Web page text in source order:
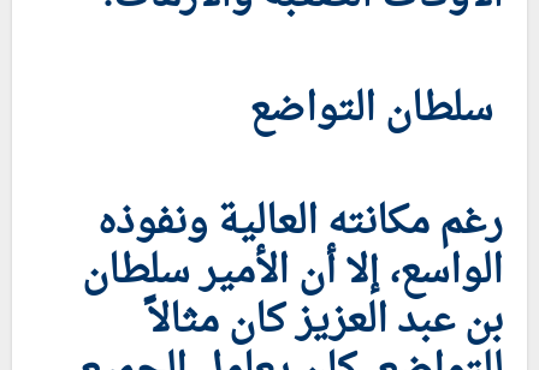
سلطان التواضع
رغم مكانته العالية ونفوذه
الواسع، إلا أن الأمير سلطان
بن عبد العزيز كان مثالاً